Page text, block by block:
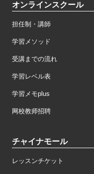
オンラインスクール
担任制・講師
学習メソッド
受講までの流れ
学習レベル表
学習メモplus
网校教师招聘
チャイナモール
レッスンチケット